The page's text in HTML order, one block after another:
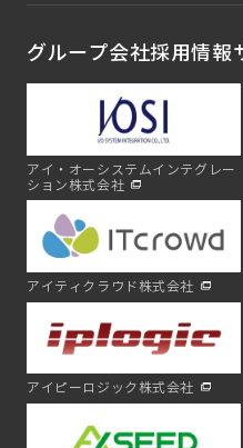
グループ会社採用情報
アイ・オーシステムインテグレー
ション株式会社
アイティクラウド株式会社
アイピーロジック株式会社